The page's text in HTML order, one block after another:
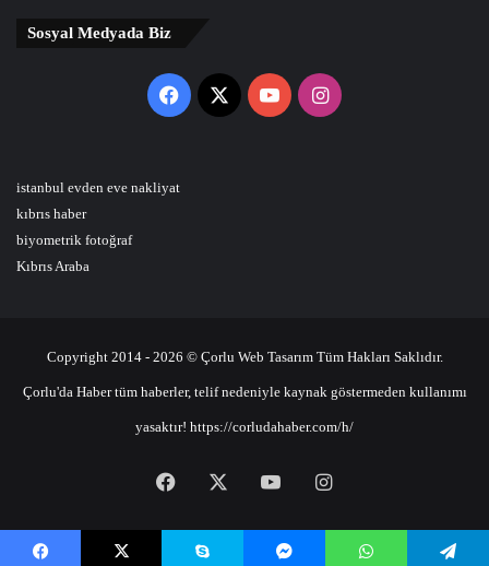
Sosyal Medyada Biz
Facebook
X YouTubeInstagram
istanbul evden eve nakliyat
kıbrıs haber
biyometrik fotoğraf
Kıbrıs Araba
Copyright 2014 - 2026 © Çorlu Web Tasarım Tüm Hakları Saklıdır.
Çorlu'da Haber tüm haberler, telif nedeniyle kaynak göstermeden kullanımı
yasaktır! https://corludahaber.com/h/
Facebook YouTubeInstagram